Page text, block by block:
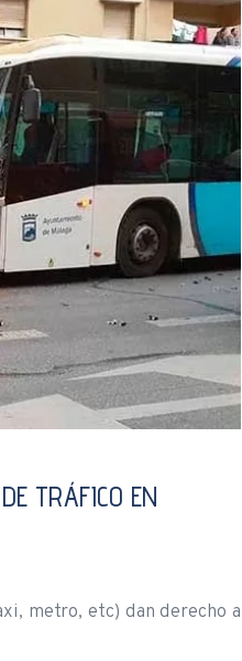
TRÁFICO EN
metro, etc) dan derecho a